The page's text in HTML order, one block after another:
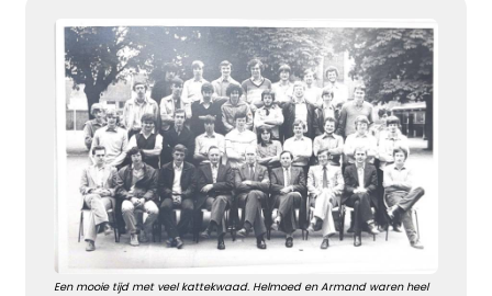
Een mooie tijd met veel kattekwaad. Helmoed en Armand waren heel
Knuffel voor troost
Een hele dikke knuffel voor jullie in deze moeilijke
periode.
Kies dit gedicht
Eeuwige dankbaarheid